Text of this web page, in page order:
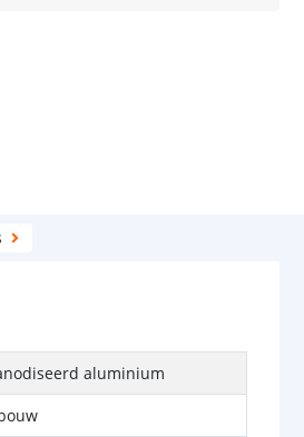
aluminium